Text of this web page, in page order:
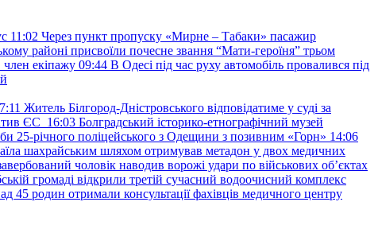
11:02 Через пункт пропуску «Мирне – Табаки» пасажир
районі присвоїли почесне звання “Мати-героїня” трьом
екіпажу 09:44 В Одесі під час руху автомобіль провалився під
Житель Білгород-Дністровського відповідатиме у суді за
ЄС 16:03 Болградський історико-етнографічний музей
25-річного поліцейського з Одещини з позивним «Горн» 14:06
шахрайським шляхом отримував метадон у двох медичних
чоловік наводив ворожі удари по військових обʼєктах
громаді відкрили третій сучасний водоочисний комплекс
45 родин отримали консультації фахівців медичного центру